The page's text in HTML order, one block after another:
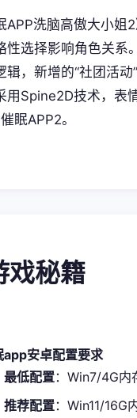
APP洗脑高傲大小姐
性选择影响角色关系
辑，新增的“社团活
用Spine2D技术，表
眠APP2。
戏秘籍
app安卓配置要求
​最低配置​：Win7/4G
​推荐配置​：Win11/16G